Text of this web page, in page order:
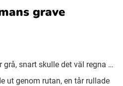
grave
grå, snart skulle det väl regna …
ut genom rutan, en tår rullade